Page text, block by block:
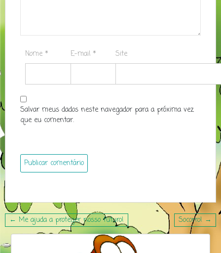
Nome * E-mail * Site
Salvar meus dados neste navegador para a próxima vez
que eu comentar.
Navegação
de
Post
← Me ajuda a proteger nosso futuro! Socorro! →